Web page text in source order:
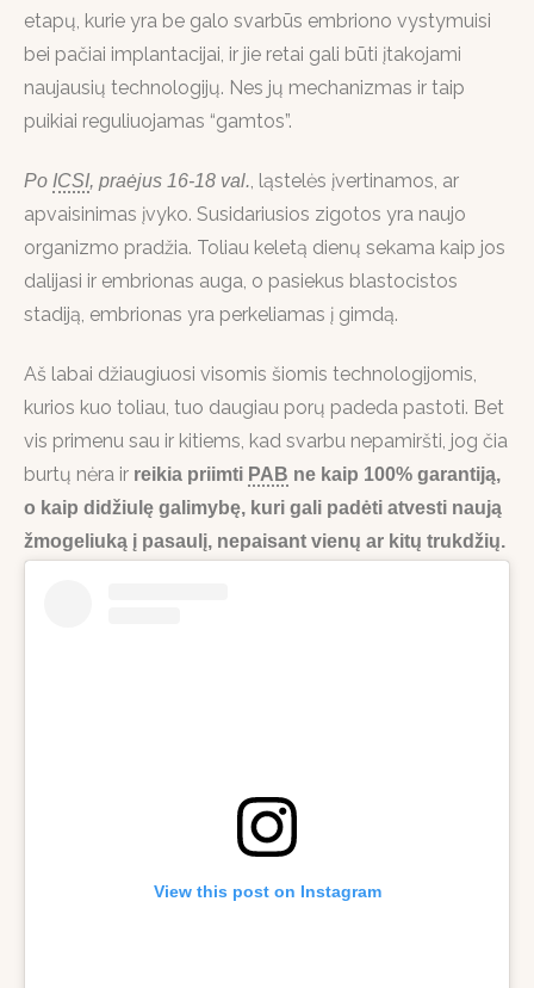
etapų, kurie yra be galo svarbūs embriono vystymuisi
bei pačiai implantacijai, ir jie retai gali būti įtakojami
naujausių technologijų. Nes jų mechanizmas ir taip
puikiai reguliuojamas “gamtos”.
Po ICSI, praėjus 16-18 val., ląstelės įvertinamos, ar
apvaisinimas įvyko. Susidariusios zigotos yra naujo
organizmo pradžia. Toliau keletą dienų sekama kaip jos
dalijasi ir embrionas auga, o pasiekus blastocistos
stadiją, embrionas yra perkeliamas į gimdą.
Aš labai džiaugiuosi visomis šiomis technologijomis,
kurios kuo toliau, tuo daugiau porų padeda pastoti. Bet
vis primenu sau ir kitiems, kad svarbu nepamiršti, jog čia
burtų nėra ir reikia priimti PAB ne kaip 100% garantiją,
o kaip didžiulę galimybę, kuri gali padėti atvesti naują
žmogeliuką į pasaulį, nepaisant vienų ar kitų trukdžių.
View this post on Instagram